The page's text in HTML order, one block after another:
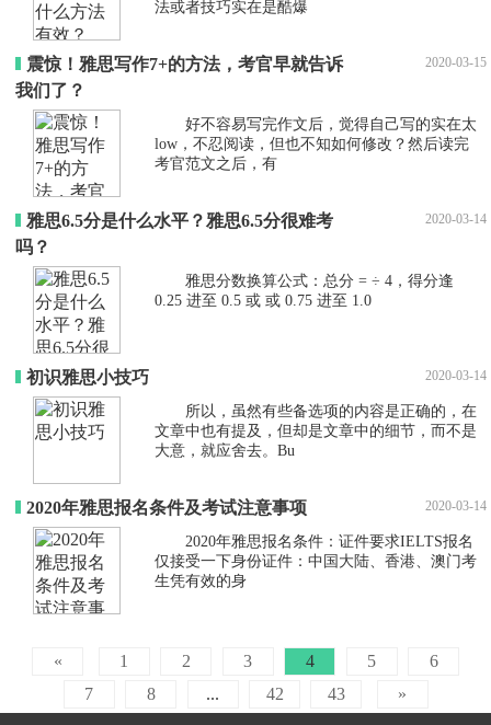
法或者技巧实在是酷爆
震惊！雅思写作7+的方法，考官早就告诉
我们了？
2020-03-15
好不容易写完作文后，觉得自己写的实在太
low，不忍阅读，但也不知如何修改？然后读完
考官范文之后，有
雅思6.5分是什么水平？雅思6.5分很难考
吗？
2020-03-14
雅思分数换算公式：总分 = ÷ 4，得分逢
0.25 进至 0.5 或 或 0.75 进至 1.0
初识雅思小技巧 2020-03-14
所以，虽然有些备选项的内容是正确的，在
文章中也有提及，但却是文章中的细节，而不是
大意，就应舍去。Bu
2020年雅思报名条件及考试注意事项 2020-03-14
2020年雅思报名条件：证件要求IELTS报名
仅接受一下身份证件：中国大陆、香港、澳门考
生凭有效的身
« 1 2 3 4 5
6
7
8 ... 42 43 »